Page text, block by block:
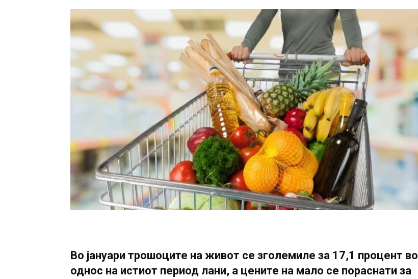
Во јануари трошоците на живот се зголемиле за 17,1 процент во
однос на истиот период лани, а цените на мало се пораснати за